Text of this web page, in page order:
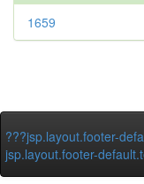
1659
???jsp.layout.footer-
jsp.layout.footer-